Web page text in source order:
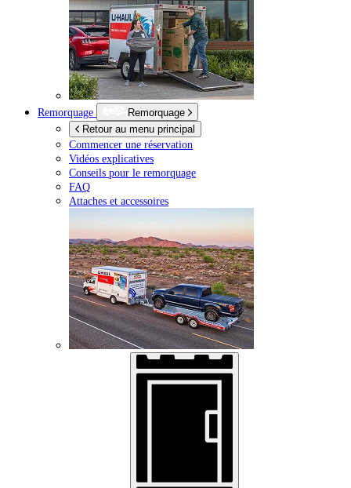
Remorquage
Remorquage
Retour au menu principal
Commencer une réservation
Vidéos explicatives
Conseils pour le remorquage
FAQ
Attaches et accessoires